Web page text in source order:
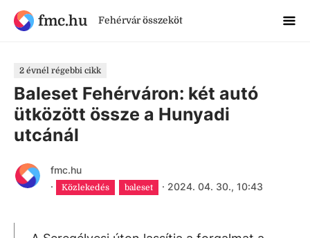
fmc.hu Fehérvár összeköt
2 évnél régebbi cikk
Baleset Fehérváron: két autó
ütközött össze a Hunyadi
utcánál
fmc.hu
·
Közlekedés baleset · 2024. 04. 30., 10:43